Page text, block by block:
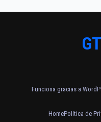
Funciona gracias a
HomePolítica de